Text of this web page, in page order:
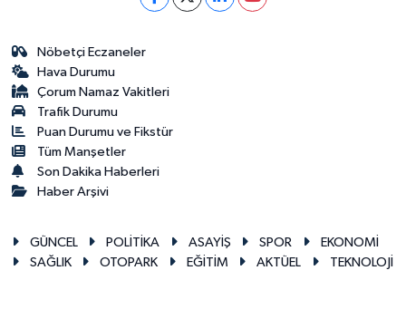
Nöbetçi Eczaneler
Hava Durumu
Çorum Namaz Vakitleri
Trafik Durumu
Puan Durumu ve Fikstür
Tüm Manşetler
Son Dakika Haberleri
Haber Arşivi
GÜNCEL POLİTİKA ASAYİŞ SPOR
EKONOMİ
SAĞLIK
OTOPARK EĞİTİM AKTÜEL TEKNOLOJİ